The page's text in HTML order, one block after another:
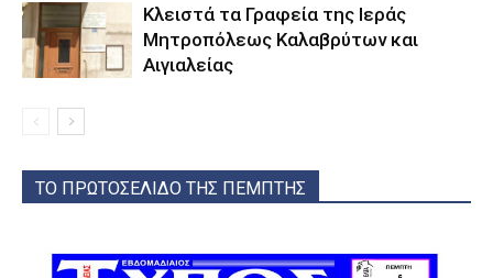
Κλειστά τα Γραφεία της Ιεράς
Μητροπόλεως Καλαβρύτων και
Αιγιαλείας
ΤΟ ΠΡΩΤΟΣΕΛΙΔΟ ΤΗΣ ΠΕΜΠΤΗΣ